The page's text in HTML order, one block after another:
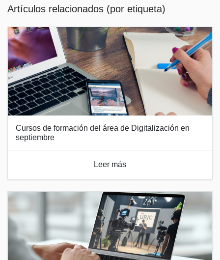
Artículos relacionados (por etiqueta)
Cursos de formación del área de Digitalización en
septiembre
Leer más